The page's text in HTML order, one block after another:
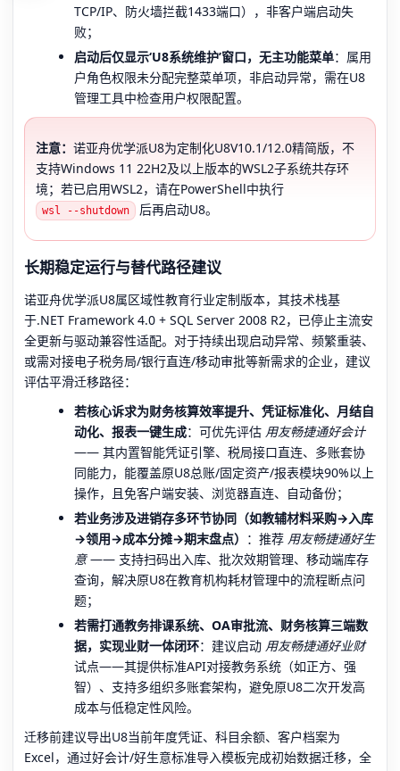
TCP/IP、防火墙拦截1433端口），非客户端启动失
败；
启动后仅显示‘U8系统维护’窗口，无主功能菜单：属用
户角色权限未分配完整菜单项，非启动异常，需在U8
管理工具中检查用户权限配置。
注意： 诺亚舟优学派U8为定制化U8V10.1/12.0精简版，不
支持Windows 11 22H2及以上版本的WSL2子系统共存环
境；若已启用WSL2，请在PowerShell中执行
wsl --shutdown 后再启动U8。
长期稳定运行与替代路径建议
诺亚舟优学派U8属区域性教育行业定制版本，其技术栈基
于.NET Framework 4.0 + SQL Server 2008 R2，已停止主流安
全更新与驱动兼容性适配。对于持续出现启动异常、频繁重装、
或需对接电子税务局/银行直连/移动审批等新需求的企业，建议
评估平滑迁移路径：
若核心诉求为财务核算效率提升、凭证标准化、月结自
动化、报表一键生成：可优先评估 用友畅捷通好会计
—— 其内置智能凭证引擎、税局接口直连、多账套协
同能力，能覆盖原U8总账/固定资产/报表模块90%以上
操作，且免客户端安装、浏览器直连、自动备份；
若业务涉及进销存多环节协同（如教辅材料采购→入库
→领用→成本分摊→期末盘点） ：推荐 用友畅捷通好生
意—— 支持扫码出入库、批次效期管理、移动端库存
查询，解决原U8在教育机构耗材管理中的流程断点问
题；
若需打通教务排课系统、OA审批流、财务核算三端数
据，实现业财一体闭环：建议启动 用友畅捷通好业财
试点——其提供标准API对接教务系统（如正方、强
智）、支持多组织多账套架构，避免原U8二次开发高
成本与低稳定性风险。
迁移前建议导出U8当前年度凭证、科目余额、客户档案为
Excel，通过好会计/好生意标准导入模板完成初始数据迁移，全